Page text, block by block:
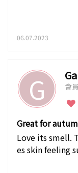
06.07.2023
G 會員
Great for
Love its smell.
es skin feeling